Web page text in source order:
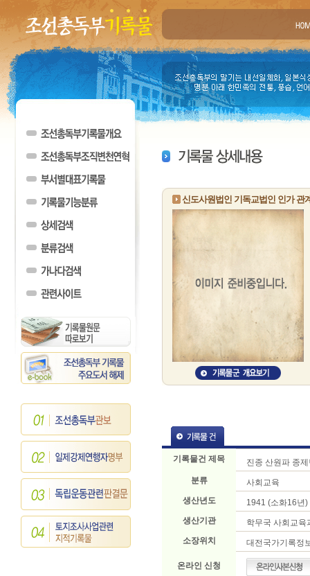
신도사원법인 기독교법인 인가 관
기록물건 제목
진종 산원파 종
분류
사회교육
생산년도
1941 (소화16년)
생산기관
학무국 사회교육
소장위치
대전국가기록정
온라인 신청